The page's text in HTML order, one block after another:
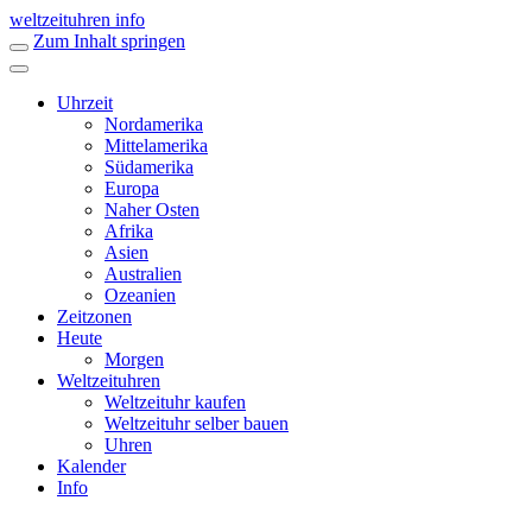
weltzeituhren info
Zum Inhalt springen
Uhrzeit
Nordamerika
Mittelamerika
Südamerika
Europa
Naher Osten
Afrika
Asien
Australien
Ozeanien
Zeitzonen
Heute
Morgen
Weltzeituhren
Weltzeituhr kaufen
Weltzeituhr selber bauen
Uhren
Kalender
Info